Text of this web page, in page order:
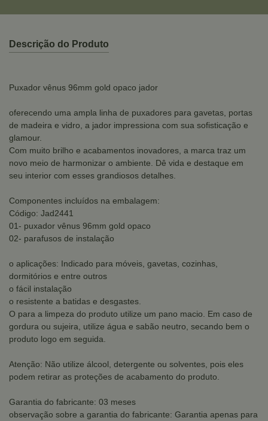
Descrição do Produto
Puxador vênus 96mm gold opaco jador
oferecendo uma ampla linha de puxadores para gavetas, portas
de madeira e vidro, a jador impressiona com sua sofisticação e
glamour.
Com muito brilho e acabamentos inovadores, a marca traz um
novo meio de harmonizar o ambiente. Dê vida e destaque em
seu interior com esses grandiosos detalhes.
Componentes incluídos na embalagem:
Código: Jad2441
01- puxador vênus 96mm gold opaco
02- parafusos de instalação
o aplicações: Indicado para móveis, gavetas, cozinhas,
dormitórios e entre outros
o fácil instalação
o resistente a batidas e desgastes.
O para a limpeza do produto utilize um pano macio. Em caso de
gordura ou sujeira, utilize água e sabão neutro, secando bem o
produto logo em seguida.
Atenção: Não utilize álcool, detergente ou solventes, pois eles
podem retirar as proteções de acabamento do produto.
Garantia do fabricante: 03 meses
observação sobre a garantia do fabricante: Garantia apenas para